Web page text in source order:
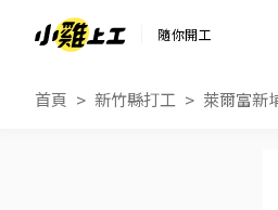
隨你開工
首頁 新竹縣打工 萊爾富新